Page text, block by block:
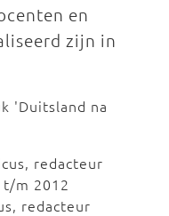
en
zijn in
'Duitsland na
redacteur
t/m 2012
redacteur